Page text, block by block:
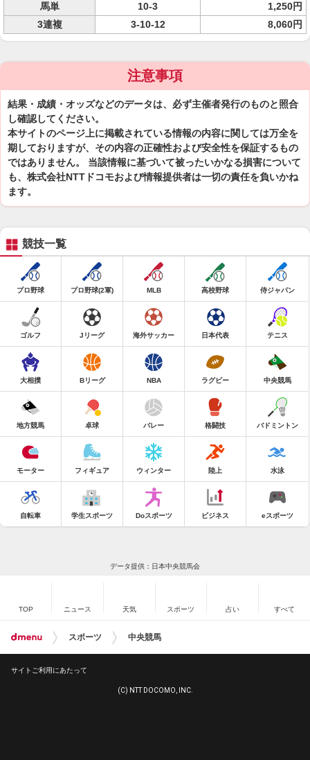
馬単
10-3
1,250円
3連複
3-10-12 8,060円
注意事項
結果・成績・オッズなどのデータは、必ず主催者発行のものと照合
し確認してください。
本サイトのページ上に掲載されている情報の内容に関しては万全を
期しておりますが、その内容の正確性および安全性を保証するもの
ではありません。 当該情報に基づいて被ったいかなる損害について
も、株式会社NTTドコモおよび情報提供者は一切の責任を負いかね
ます。
競技一覧
プロ野球 プロ野球(2軍) MLB 高校野球 侍ジャパン
ゴルフ Jリーグ 海外サッカー 日本代表 テニス
大相撲 Bリーグ NBA ラグビー 中央競馬
地方競馬 卓球 バレー 格闘技 バドミントン
モーター フィギュア ウィンター 陸上 水泳
自転車 学生スポーツ Doスポーツ ビジネス eスポーツ
データ提供：日本中央競馬会
TOP ニュース 天気 スポーツ 占い すべて
スポーツ 中央競馬
サイトご利用にあたって
(C) NTT DOCOMO, INC.